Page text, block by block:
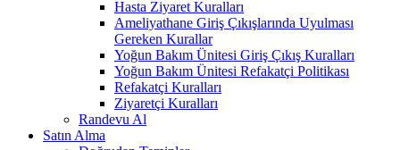
Hasta Ziyaret Kuralları
Ameliyathane Giriş Çıkışlarında Uyulması
Gereken Kurallar
Yoğun Bakım Ünitesi Giriş Çıkış Kuralları
Yoğun Bakım Ünitesi Refakatçi Politikası
Refakatçi Kuralları
Ziyaretçi Kuralları
Randevu Al
Satın Alma